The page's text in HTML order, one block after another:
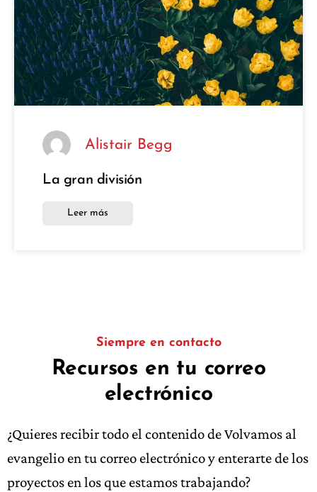
Alistair Begg
La gran división
Leer más
Siempre en contacto
Recursos en tu correo
electrónico
¿Quieres recibir todo el contenido de Volvamos al
evangelio en tu correo electrónico y enterarte de los
proyectos en los que estamos trabajando?